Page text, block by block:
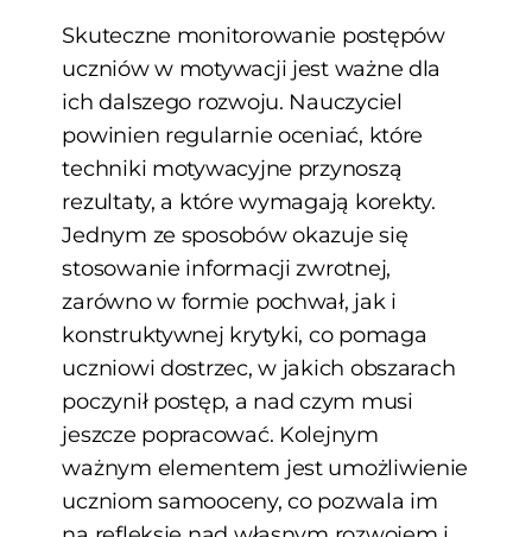
Skuteczne monitorowanie postępów
uczniów w motywacji jest ważne dla
ich dalszego rozwoju. Nauczyciel
powinien regularnie oceniać, które
techniki motywacyjne przynoszą
rezultaty, a które wymagają korekty.
Jednym ze sposobów okazuje się
stosowanie informacji zwrotnej,
zarówno w formie pochwał, jak i
konstruktywnej krytyki, co pomaga
uczniowi dostrzec, w jakich obszarach
poczynił postęp, a nad czym musi
jeszcze popracować. Kolejnym
ważnym elementem jest umożliwienie
uczniom samooceny, co pozwala im